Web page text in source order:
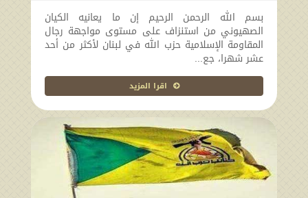
2024-09-17 20:27:47
بسم الله الرحمن الرحيم إن ما يعانيه الكيان
الصهيوني من استنزاف على مستوى مواجهة رجال
المقاومة الإسلامية حزب الله في لبنان لأكثر من أحد
عشر شهرا، جع...
اقرا المزيد